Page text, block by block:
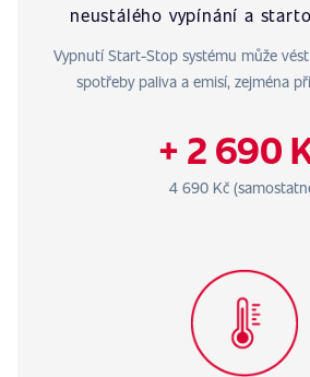
neustálého vypínání a
Vypnutí Start-Stop systému může
spotřeby paliva a emisí, zejména
+ 2 690
4 690 Kč